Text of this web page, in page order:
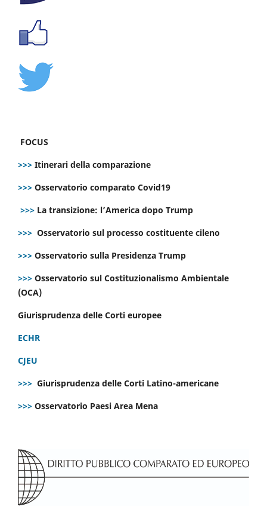
FOCUS
>>> Itinerari della comparazione
>>> Osservatorio comparato Covid19
>>> La transizione: l’America dopo Trump
>>> Osservatorio sul processo costituente cileno
>>> Osservatorio sulla Presidenza Trump
>>> Osservatorio sul Costituzionalismo Ambientale
(OCA)
Giurisprudenza delle Corti europee
ECHR
CJEU
>>> Giurisprudenza delle Corti Latino-americane
>>> Osservatorio Paesi Area Mena